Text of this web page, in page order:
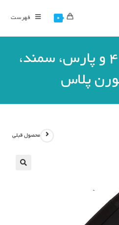
0 فهرست
سوئیچ پژو 405 و پارس، سمند،
پلاس
محصول قبلی